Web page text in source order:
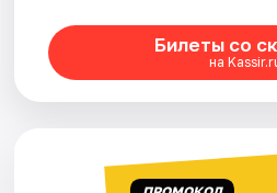
Билеты со
на